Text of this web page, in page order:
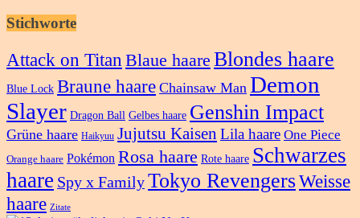
Stichworte
Attack on Titan Blaue haare Blondes haare
Blue Lock Braune haare Chainsaw Man Demon
Slayer Dragon Ball Gelbes haare Genshin Impact
Grüne haare Haikyuu Jujutsu Kaisen Lila haare One Piece
Orange haare Pokémon Rosa haare Rote haare Schwarzes
haare Spy x FamilyTokyo RevengersWeisse
haare Zitate